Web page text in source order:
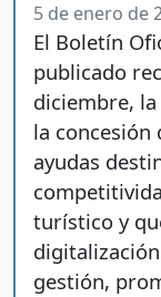
5 de enero de
El Boletín
publicado
diciembre,
la concesión
ayudas
turístico y
gestión,